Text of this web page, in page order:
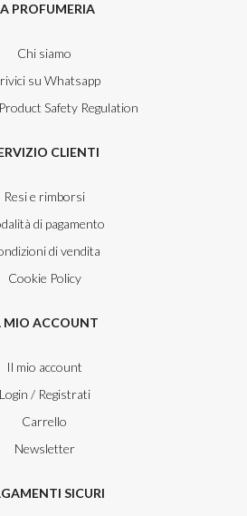
PROFUMERIA
Chi siamo
su Whatsapp
Safety Regulation
CLIENTI
Resi e rimborsi
di pagamento
di vendita
Cookie Policy
MIO ACCOUNT
Il mio account
Login / Registrati
Carrello
Newsletter
SICURI